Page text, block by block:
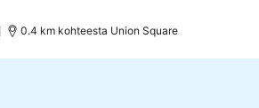
0.4 km kohteesta Union Square